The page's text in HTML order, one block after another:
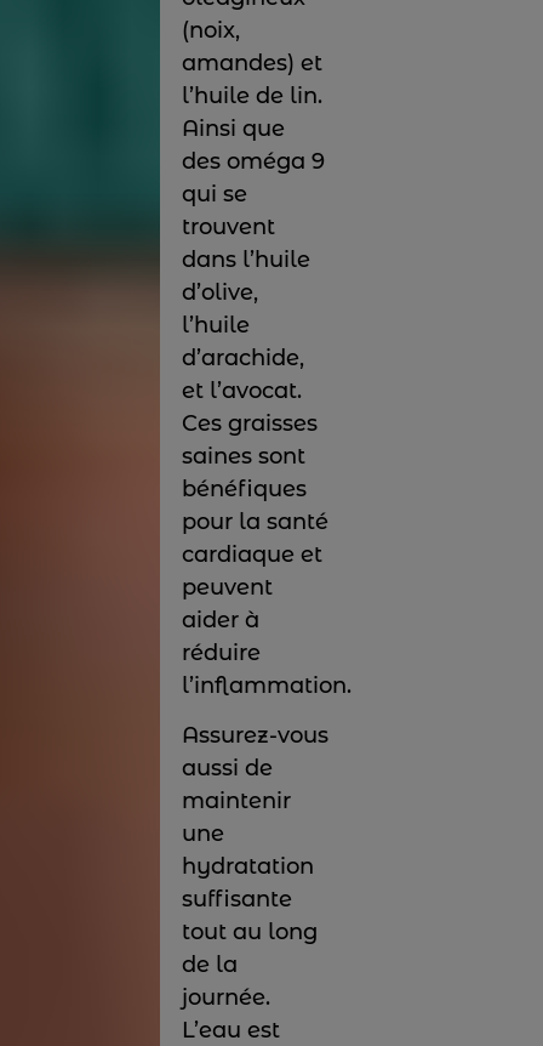
(noix,
amandes) et
l’huile de lin.
Ainsi que
des oméga 9
qui se
trouvent
dans l’huile
d’olive,
l’huile
d’arachide,
et l’avocat.
Ces graisses
saines sont
bénéfiques
pour la santé
cardiaque et
peuvent
aider à
réduire
l’inflammation.
Assurez-vous
aussi de
maintenir
une
hydratation
suffisante
tout au long
de la
journée.
L’eau est